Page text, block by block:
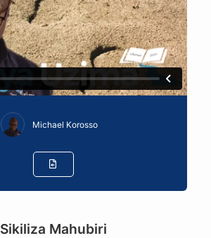
Michael Korosso
Sikiliza Mahubiri